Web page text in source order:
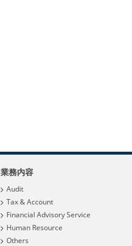
業務内容
Audit
Tax & Account
Financial Advisory Service
Human Resource
Others